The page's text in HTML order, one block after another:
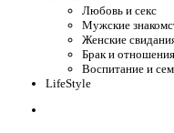
Любовь и секс
Мужские
Женские
Брак и отношения
Воспитание и
LifeStyle